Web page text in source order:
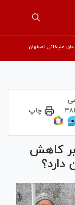
علیخانی اصفهان
چاپ
بر کاهش